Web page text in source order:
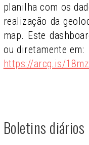
planilha com os
realização da
map. Este
ou diretamente em:
https://arcg.is/
Boletins diários